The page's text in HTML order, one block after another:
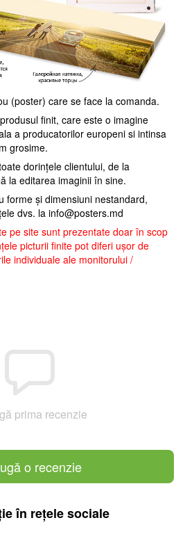
(poster) care se face la comanda.
finit, care este o imagine
a producatorilor europeni si intinsa
grosime.
dorințele clientului, de la
la editarea imaginii în sine.
forme și dimensiuni nestandard,
dvs. la info@posters.md
pe site sunt prezentate doar în scop
picturii finite pot diferi ușor de
individuale ale monitorului /
prima recenzie
o recenzie
în rețele sociale